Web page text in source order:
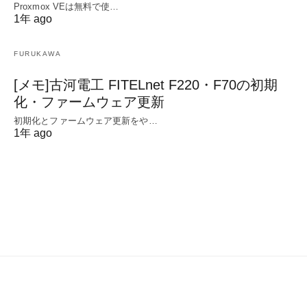
Proxmox VEは無料で使…
1年 ago
FURUKAWA
[メモ]古河電工 FITELnet F220・F70の初期
化・ファームウェア更新
初期化とファームウェア更新をや…
1年 ago